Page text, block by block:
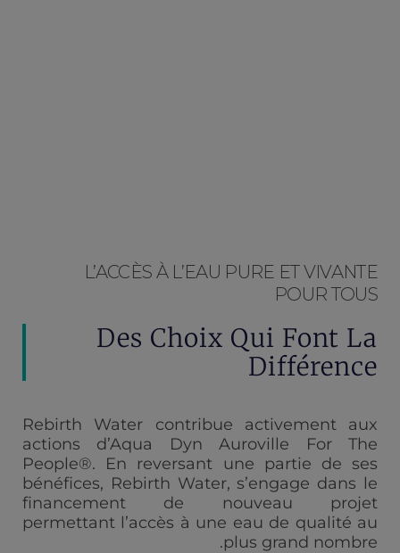
L’ACCÈS À L’EAU PURE ET VIVANTE
POUR TOUS
Des Choix Qui Font La
Différence
Rebirth Water contribue activement aux
actions d’Aqua Dyn Auroville For The
People®. En reversant une partie de ses
bénéfices, Rebirth Water, s’engage dans le
financement de nouveau projet
permettant l’accès à une eau de qualité au
plus grand nombre.